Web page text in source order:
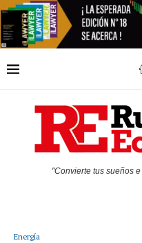
"Convierte tus sueños
Energía